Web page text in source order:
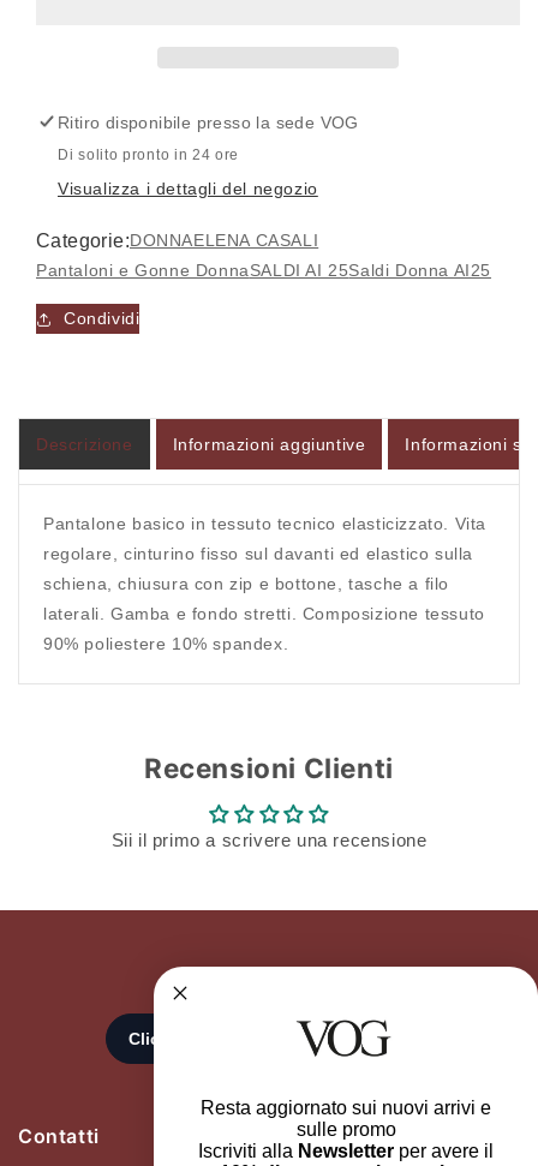
ELENA
CASALI
Pantalone
ELENA
CASALI
Ritiro disponibile presso la sede VOG
Di solito pronto in 24 ore
Visualizza i dettagli del negozio
Categorie:DONNAELENA CASALI
Pantaloni e Gonne DonnaSALDI AI 25Saldi Donna AI25
Condividi
Descrizione Informazioni aggiuntive Informazioni
Pantalone basico in tessuto tecnico elasticizzato. Vita
regolare, cinturino fisso sul davanti ed elastico sulla
schiena, chiusura con zip e bottone, tasche a filo
laterali. Gamba e fondo stretti. Composizione tessuto
90% poliestere 10% spandex.
Recensioni Clienti
Sii il primo a scrivere una recensione
Contatti
Accesso richiesto
Login
Resta aggiornato sui nuovi arrivi e
sulle promo
Iscriviti alla Newsletter per avere il